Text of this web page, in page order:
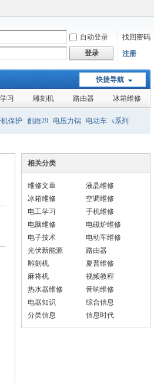
自动登录
找回密码
登录
注册
快捷导航
习 雕刻机 路由器 冰箱维修
保护 創維29 电压力锅 电动车 s系列
相关分类
维修文章
液晶维修
冰箱维修
空调维修
电工学习
手机维修
电脑维修
电磁炉维修
电子技术
电动车维修
光伏新能源
路由器
雕刻机
夏普维修
麻将机
视频教程
热水器维修
音响维修
电器知识
综合信息
分类信息
信息时代